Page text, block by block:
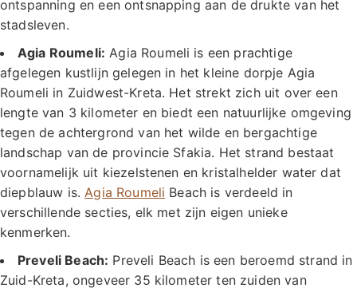
ontspanning en een ontsnapping aan de drukte van het
stadsleven.
Agia Roumeli: Agia Roumeli is een prachtige
afgelegen kustlijn gelegen in het kleine dorpje Agia
Roumeli in Zuidwest-Kreta. Het strekt zich uit over een
lengte van 3 kilometer en biedt een natuurlijke omgeving
tegen de achtergrond van het wilde en bergachtige
landschap van de provincie Sfakia. Het strand bestaat
voornamelijk uit kiezelstenen en kristalhelder water dat
diepblauw is. Agia Roumeli Beach is verdeeld in
verschillende secties, elk met zijn eigen unieke
kenmerken.
Preveli Beach: Preveli Beach is een beroemd strand in
Zuid-Kreta, ongeveer 35 kilometer ten zuiden van